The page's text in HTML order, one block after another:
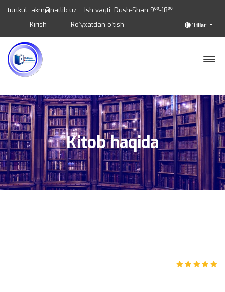
turtkul_akm@natlib.uz Ish vaqti: Dush-Shan 9⁰⁰-18⁰⁰
Tillar
Kirish Ro`yxatdan o`tish
Kitob haqida